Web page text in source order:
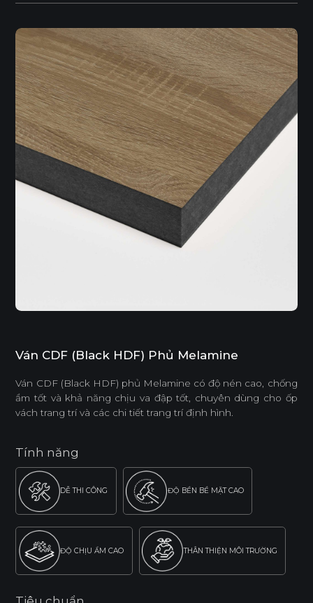
Ván CDF (Black HDF) Phủ Melamine
Ván CDF (Black HDF) phủ Melamine có độ nén cao, chống
ẩm tốt và khả năng chịu va đập tốt, chuyên dùng cho ốp
vách trang trí và các chi tiết trang trí định hình.
Tính năng
DỄ THI CÔNG ĐỘ BỀN BỀ MẶT CAO
ĐỘ CHỊU ẨM CAO THÂN THIỆN MÔI TRƯỜNG